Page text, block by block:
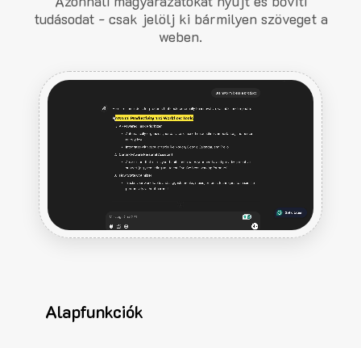
tudásodat - csak jelölj ki bármilyen szöveget a
weben.
Alapfunkciók